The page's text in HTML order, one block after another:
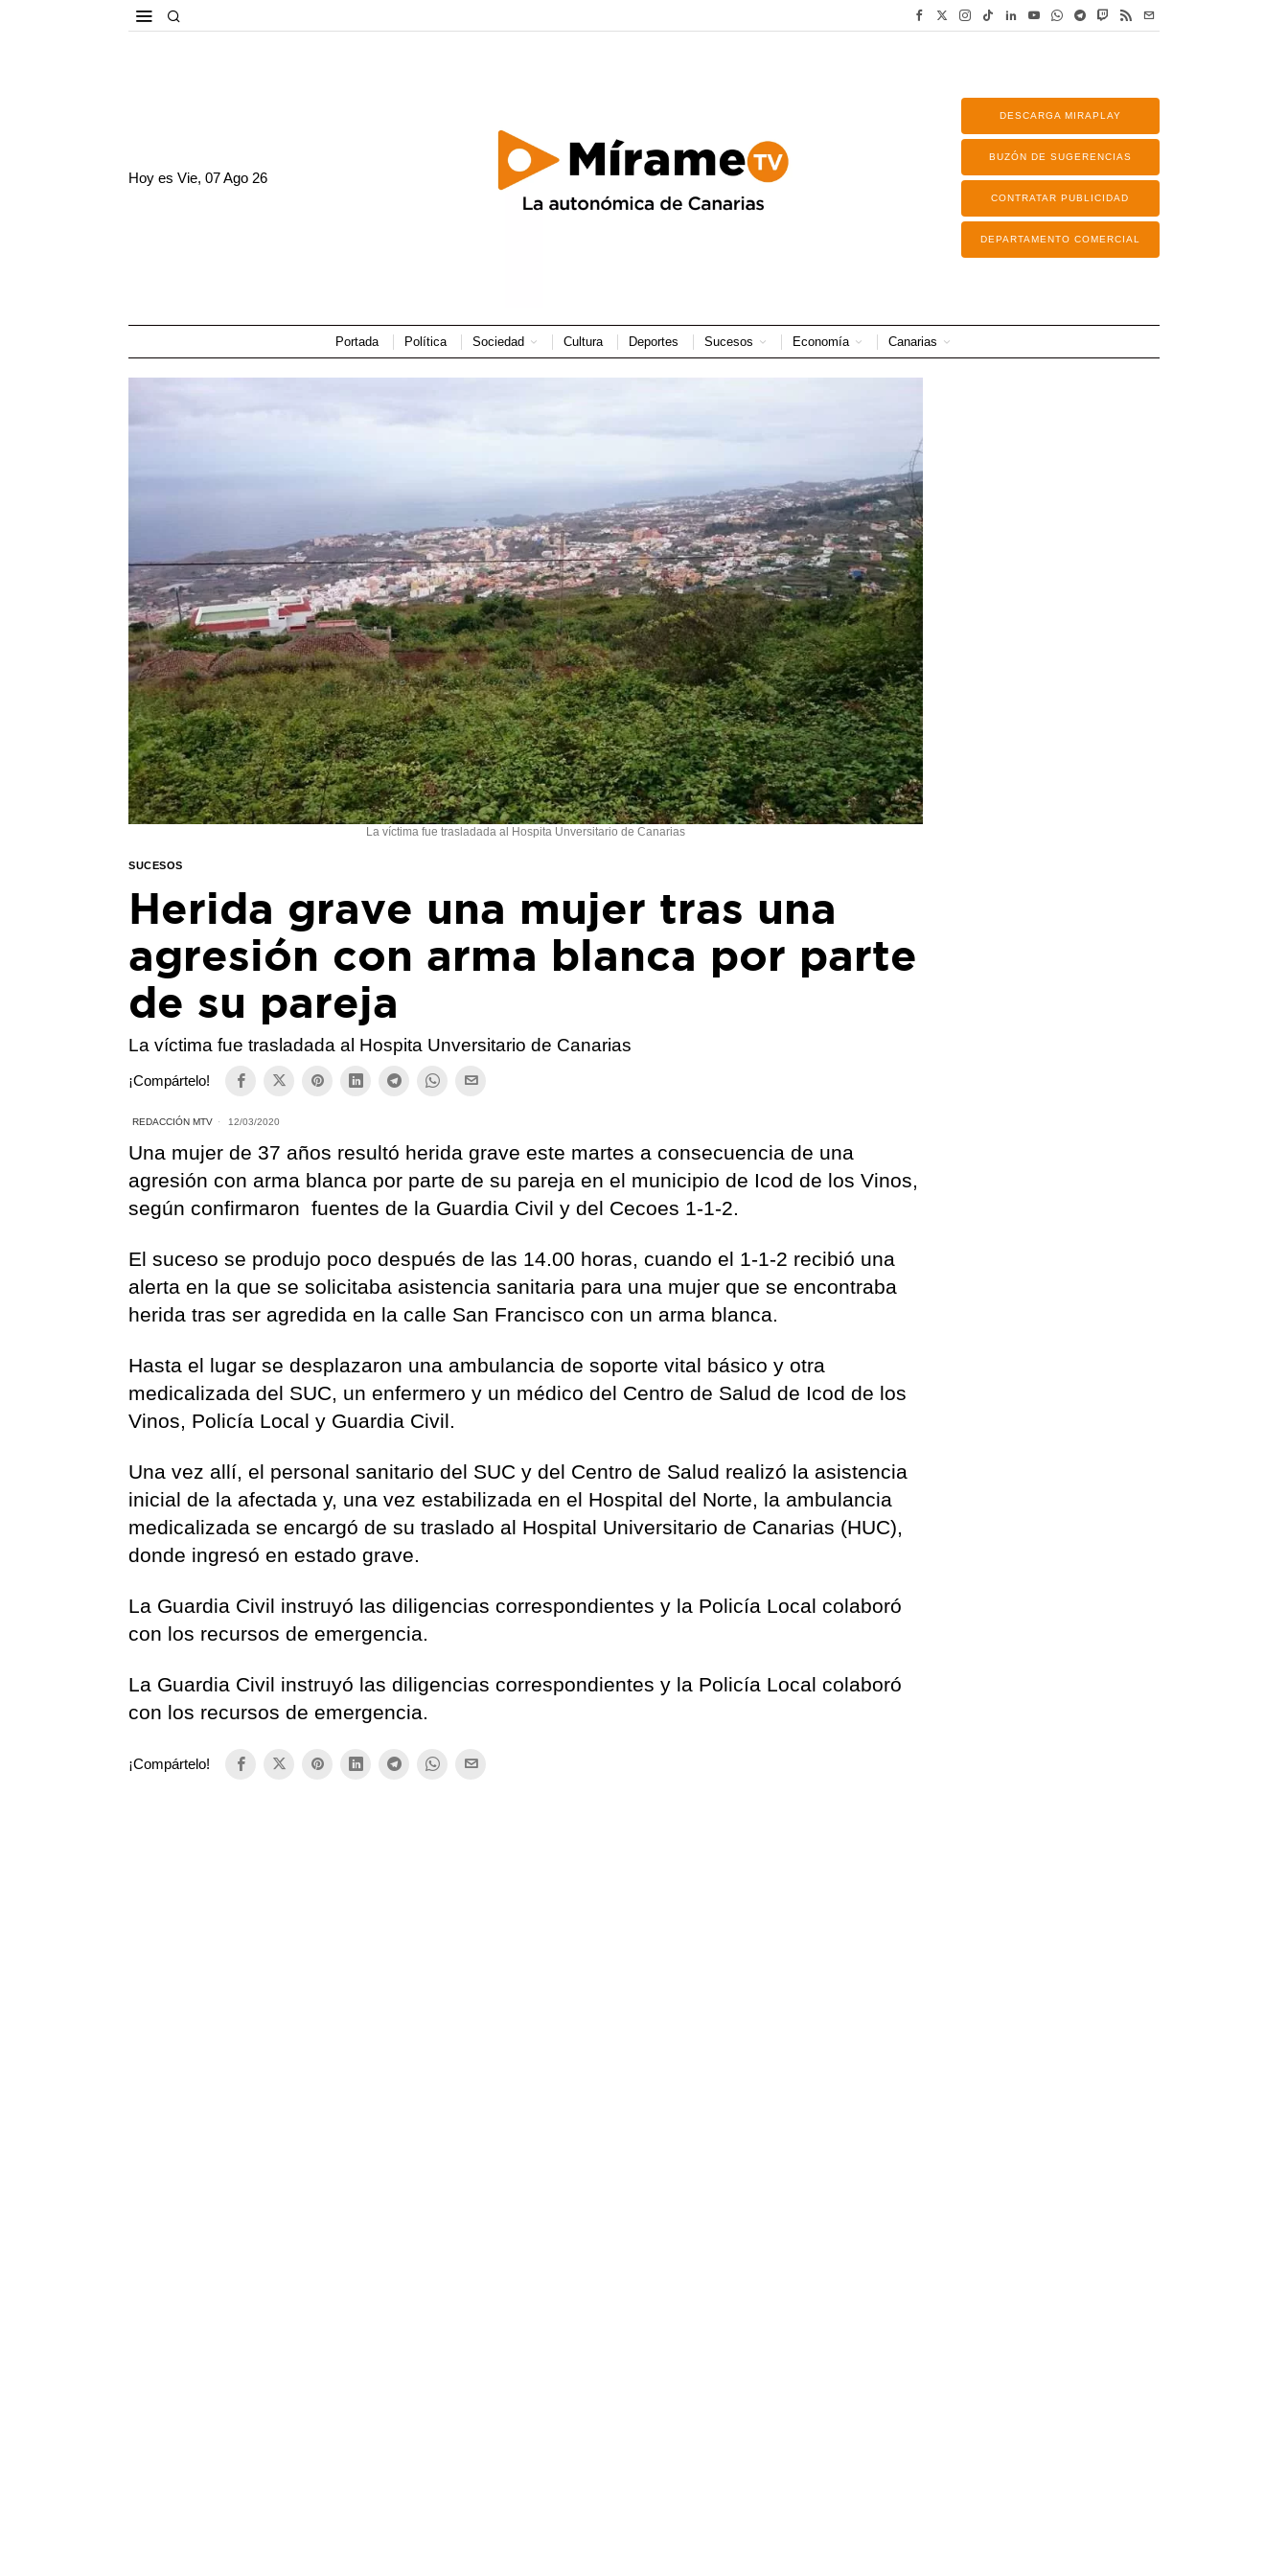
Hoy esVie, 07 Ago 26
DESCARGA MIRAPLAY
BUZÓN DE SUGERENCIAS
CONTRATAR PUBLICIDAD
DEPARTAMENTO COMERCIAL
Portada Política Sociedad Cultura Deportes Sucesos Economía Canarias
La víctima fue trasladada al Hospita Unversitario de Canarias
SUCESOS
Herida grave una mujer tras una
agresión con arma blanca por parte
de su pareja
La víctima fue trasladada al Hospita Unversitario de Canarias
¡Compártelo!
REDACCIÓN MTV 12/03/2020
Una mujer de 37 años resultó herida grave este martes a consecuencia de una
agresión con arma blanca por parte de su pareja en el municipio de Icod de los Vinos,
según confirmaron fuentes de la Guardia Civil y del Cecoes 1-1-2.
El suceso se produjo poco después de las 14.00 horas, cuando el 1-1-2 recibió una
alerta en la que se solicitaba asistencia sanitaria para una mujer que se encontraba
herida tras ser agredida en la calle San Francisco con un arma blanca.
Hasta el lugar se desplazaron una ambulancia de soporte vital básico y otra
medicalizada del SUC, un enfermero y un médico del Centro de Salud de Icod de los
Vinos, Policía Local y Guardia Civil.
Una vez allí, el personal sanitario del SUC y del Centro de Salud realizó la asistencia
inicial de la afectada y, una vez estabilizada en el Hospital del Norte, la ambulancia
medicalizada se encargó de su traslado al Hospital Universitario de Canarias (HUC),
donde ingresó en estado grave.
La Guardia Civil instruyó las diligencias correspondientes y la Policía Local colaboró
con los recursos de emergencia.
La Guardia Civil instruyó las diligencias correspondientes y la Policía Local colaboró
con los recursos de emergencia.
¡Compártelo!